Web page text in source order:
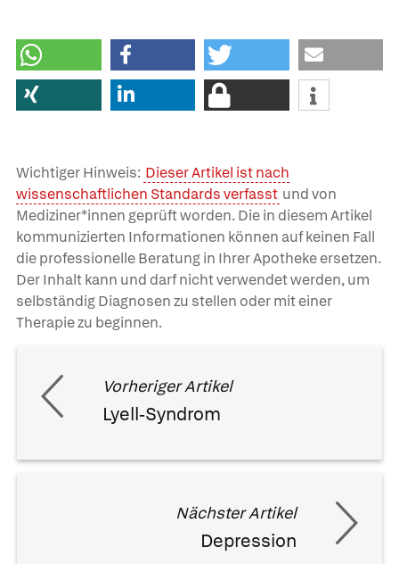
Wichtiger Hinweis: Dieser Artikel ist nach
wissenschaftlichen Standards verfasst und von
Mediziner*innen geprüft worden. Die in diesem Artikel
kommunizierten Informationen können auf keinen Fall
die professionelle Beratung in Ihrer Apotheke ersetzen.
Der Inhalt kann und darf nicht verwendet werden, um
selbständig Diagnosen zu stellen oder mit einer
Therapie zu beginnen.
Vorheriger Artikel
Lyell-Syndrom
Nächster Artikel
Depression